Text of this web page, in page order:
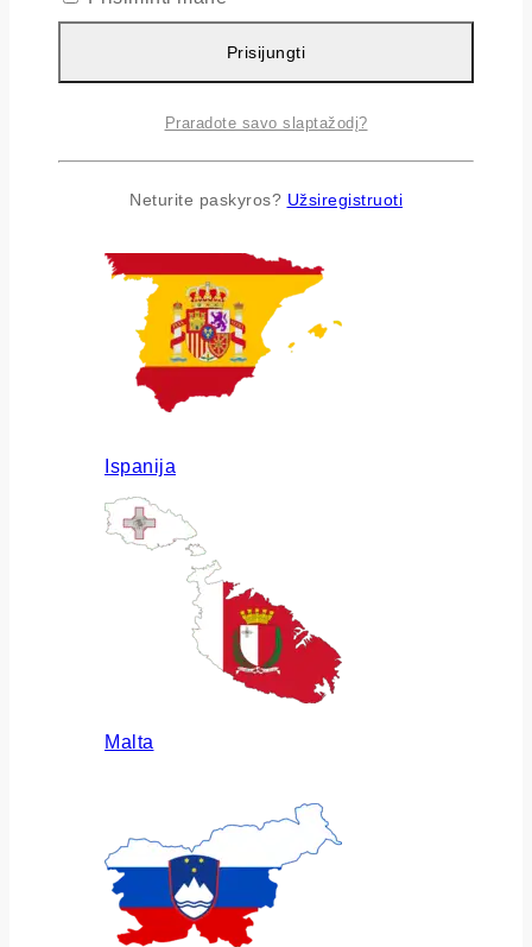
Airija
Ispanija
Malta
Prisijungti
Praradote savo slaptažodį?
Neturite paskyros? Užsiregistruoti